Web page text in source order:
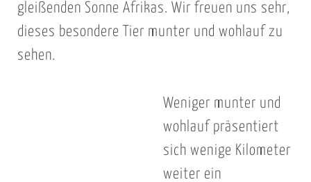
gleißenden Sonne Afrikas. Wir freuen uns sehr,
dieses besondere Tier munter und wohlauf zu
sehen.
Weniger munter und
wohlauf präsentiert
sich wenige Kilometer
weiter ein